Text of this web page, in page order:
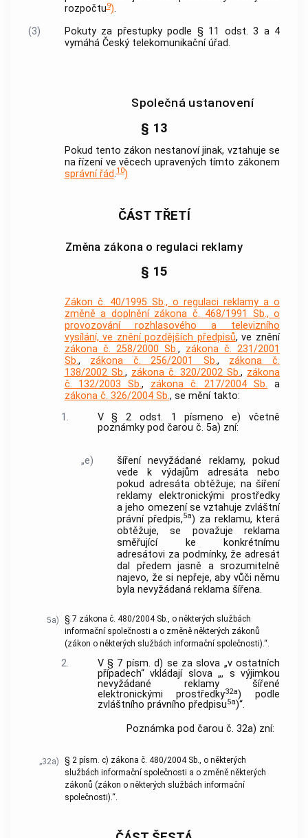
rozpočtu9).
(3)
Pokuty za přestupky podle § 11 odst. 3 a 4
vymáhá Český telekomunikační úřad.
Společná ustanovení
§ 13
Pokud tento zákon nestanoví jinak, vztahuje se
na řízení ve věcech upravených tímto zákonem
správní řád.10)
ČÁST TŘETÍ
Změna zákona o regulaci reklamy
§ 15
Zákon č. 40/1995 Sb., o regulaci reklamy a o
změně a doplnění zákona č. 468/1991 Sb., o
provozování rozhlasového a televizního
vysílání, ve znění pozdějších předpisů, ve znění
zákona č. 258/2000 Sb., zákona č. 231/2001
Sb., zákona č. 256/2001 Sb., zákona č.
138/2002 Sb., zákona č. 320/2002 Sb., zákona
č. 132/2003 Sb., zákona č. 217/2004 Sb. a
zákona č. 326/2004 Sb., se mění takto:
1.
V § 2 odst. 1 písmeno e) včetně
poznámky pod čarou č. 5a) zní:
„e)
šíření nevyžádané reklamy, pokud
vede k výdajům adresáta nebo
pokud adresáta obtěžuje; na šíření
reklamy elektronickými prostředky
a jeho omezení se vztahuje zvláštní
právní předpis,5a) za reklamu, která
obtěžuje, se považuje reklama
směřující ke konkrétnímu
adresátovi za podmínky, že adresát
dal předem jasně a srozumitelně
najevo, že si nepřeje, aby vůči němu
byla nevyžádaná reklama šířena.
5a)
§ 7 zákona č. 480/2004 Sb., o některých službách
informační společnosti a o změně některých zákonů
(zákon o některých službách informační společnosti).“.
2.
V § 7 písm. d) se za slova „v ostatních
případech“ vkládají slova „, s výjimkou
nevyžádané reklamy šířené
elektronickými prostředky32a) podle
zvláštního právního předpisu5a)“.
Poznámka pod čarou č. 32a) zní:
„32a)
§ 2 písm. c) zákona č. 480/2004 Sb., o některých
službách informační společnosti a o změně některých
zákonů (zákon o některých službách informační
společnosti).“.